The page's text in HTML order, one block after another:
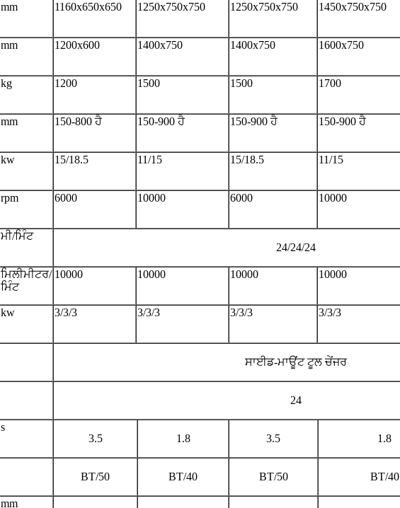
mm 1160x650x650 1250x750x750 1250x750x750 1450x750x750
mm 1200x600 1400x750 1400x750 1600x750
kg 1200 1500 1500 1700
mm 150-800 ਹੈ 150-900 ਹੈ 150-900 ਹੈ 150-900 ਹੈ
kw 15/18.5 11/15 15/18.5 11/15
rpm 6000 10000 6000 10000
ਮੀ/ਮਿੰਟ
24/24/24
ਮਿਲੀਮੀਟਰ/
ਮਿੰਟ
10000 10000 10000 10000
kw 3/3/3 3/3/3 3/3/3 3/3/3
ਸਾਈਡ-ਮਾਊਂਟ ਟੂਲ ਚੇਂਜਰ
24
s
3.5
1.8 3.5 1.8
BT/50 BT/40 BT/50 BT/40
mm